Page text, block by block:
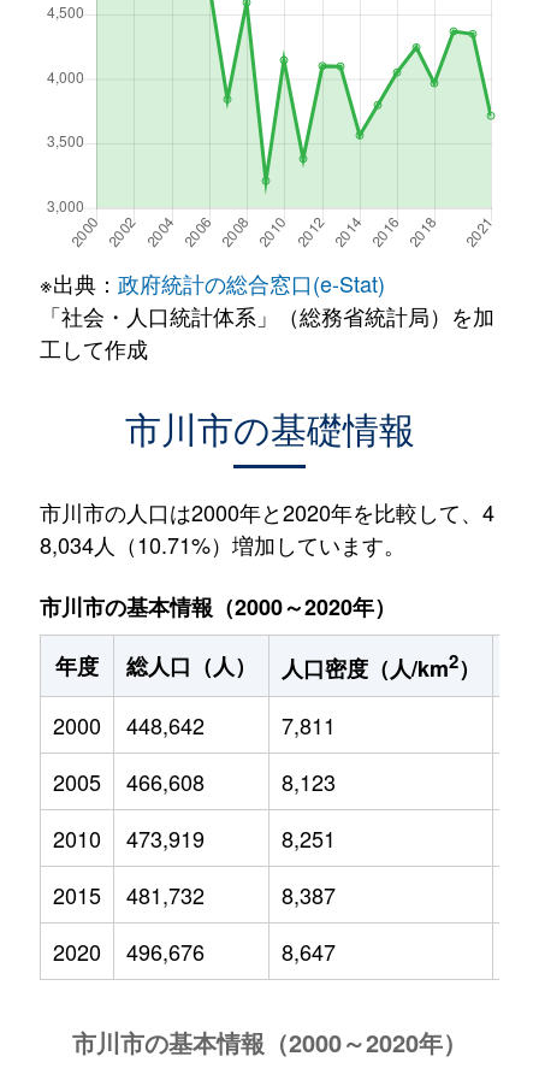
※出典： 政府統計の総合窓口(e-Stat)
「社会・人口統計体系」（総務省統計局）を加
工して作成
市川市の基礎情報
市川市の人口は2000年と2020年を比較して、4
8,034人（10.71%）増加しています。
市川市の基本情報（2000～2020年）
年度
総人口（人） 人口密度（人/km2）
2000
448,642 7,811
2005
466,608 8,123
2010
473,919 8,251
2015
481,732 8,387
2020
496,676 8,647